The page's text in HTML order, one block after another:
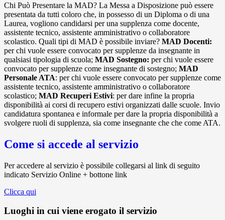
Chi Può Presentare la MAD? La Messa a Disposizione può essere
presentata da tutti coloro che, in possesso di un Diploma o di una
Laurea, vogliono candidarsi per una supplenza come docente,
assistente tecnico, assistente amministrativo o collaboratore
scolastico. Quali tipi di MAD è possibile inviare? MAD Docenti:
per chi vuole essere convocato per supplenze da insegnante in
qualsiasi tipologia di scuola; MAD Sostegno: per chi vuole essere
convocato per supplenze come insegnante di sostegno; MAD
Personale ATA: per chi vuole essere convocato per supplenze come
assistente tecnico, assistente amministrativo o collaboratore
scolastico; MAD Recuperi Estivi: per dare infine la propria
disponibilità ai corsi di recupero estivi organizzati dalle scuole. Invio
candidatura spontanea e informale per dare la propria disponibilità a
svolgere ruoli di supplenza, sia come insegnante che che come ATA.
Come si accede al servizio
Per accedere al servizio è possibile collegarsi al link di seguito
indicato Servizio Online + bottone link
Clicca qui
Luoghi in cui viene erogato il servizio